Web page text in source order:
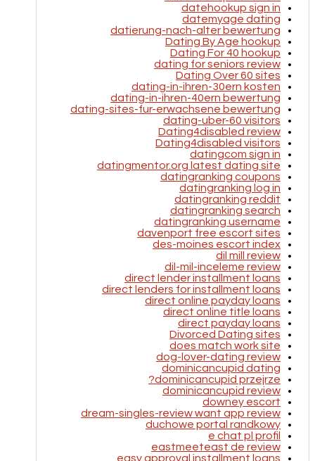
datehookup sign in
datemyage dating
datierung-nach-alter bewertung
Dating By Age hookup
Dating For 40 hookup
dating for seniors review
Dating Over 60 sites
dating-in-ihren-30ern kosten
dating-in-ihren-40ern bewertung
dating-sites-fur-erwachsene bewertung
dating-uber-60 visitors
Dating4disabled review
Dating4disabled visitors
datingcom sign in
datingmentor.org latest dating site
datingranking coupons
datingranking log in
datingranking reddit
datingranking search
datingranking username
davenport free escort sites
des-moines escort index
dil mill review
dil-mil-inceleme review
direct lender installment loans
direct lenders for installment loans
direct online payday loans
direct online title loans
direct payday loans
Divorced Dating sites
does match work site
dog-lover-dating review
dominicancupid dating
dominicancupid przejrze?
dominicancupid review
downey escort
dream-singles-review want app review
duchowe portal randkowy
e chat pl profil
eastmeeteast de review
easy approval installment loans